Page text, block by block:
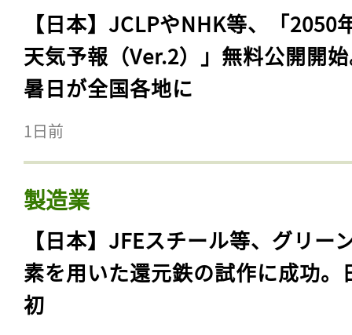
【日本】JCLPやNHK等、「2050
天気予報（Ver.2）」無料公開開
暑日が全国各地に
1日前
製造業
【日本】JFEスチール等、グリー
素を用いた還元鉄の試作に成功。
初